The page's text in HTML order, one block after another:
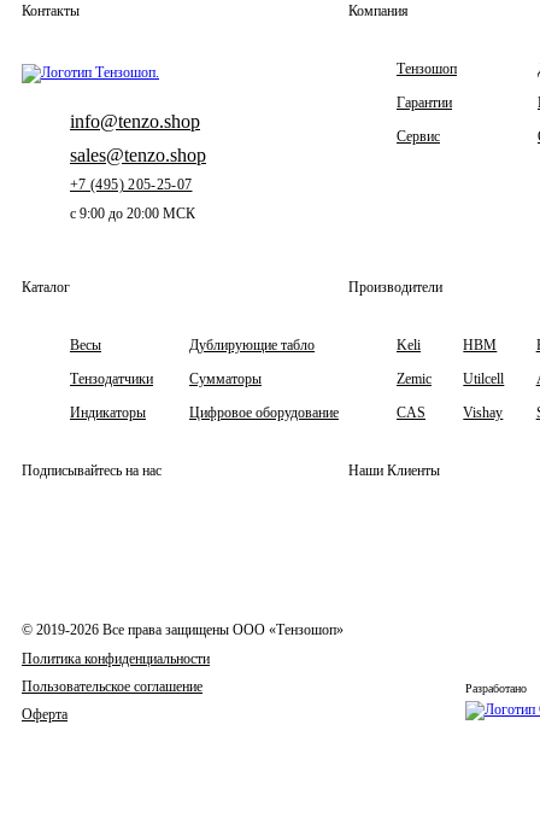
Контакты
info@tenzo.shop
sales@tenzo.shop
+7 (495) 205-25-07
с 9:00 до 20:00 МСК
Подписывайтесь на нас
Компания
Тензошоп
Гарантии
Сервис
Каталог
Весы
Тензодатчики
Индикаторы
Дублирующие табло
Сумматоры
Цифровое оборудование
Производители
Keli
Zemic
CAS
HBM
Utilcell
Vishay
Наши Клиенты
Политика конфиденциальности
Пользовательское соглашение
Оферта
© 2019-2026 Все права защищены ООО «Тензошоп»
Разработано